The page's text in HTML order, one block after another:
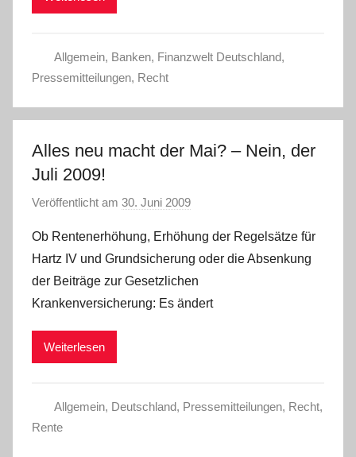
Allgemein, Banken, Finanzwelt Deutschland,
Pressemitteilungen, Recht
Alles neu macht der Mai? – Nein, der
Juli 2009!
Veröffentlicht am 30. Juni 2009
n
Ob Rentenerhöhung, Erhöhung der Regelsätze für
Hartz IV und Grundsicherung oder die Absenkung
der Beiträge zur Gesetzlichen
Krankenversicherung: Es ändert
Weiterlesen
Allgemein, Deutschland, Pressemitteilungen, Recht,
Rente